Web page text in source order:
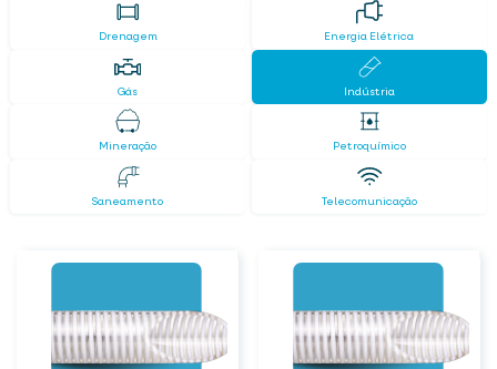
Drenagem Energia Elétrica
Gás Indústria
Mineração Petroquímico
Saneamento Telecomunicação